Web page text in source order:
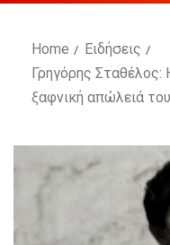
Home
Ειδήσεις
Γρηγόρης Σταθέλος:
ξαφνική απώλειά του